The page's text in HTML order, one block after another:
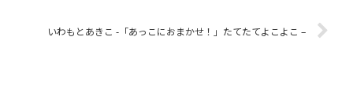
いわもとあきこ -「あっこにおまかせ！」たてたてよこよこ –